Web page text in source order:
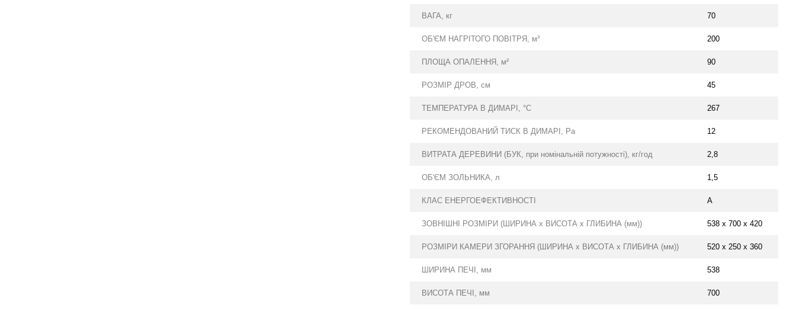
ВАГА, кг 70
ОБ'ЄМ НАГРІТОГО ПОВІТРЯ, м³ 200
ПЛОЩА ОПАЛЕННЯ, м² 90
РОЗМІР ДРОВ, см 45
ТЕМПЕРАТУРА В ДИМАРІ, °С 267
РЕКОМЕНДОВАНИЙ ТИСК В ДИМАРІ, Ра 12
ВИТРАТА ДЕРЕВИНИ (БУК, при номінальній потужності), кг/год 2,8
ОБ'ЄМ ЗОЛЬНИКА, л 1,5
КЛАС ЕНЕРГОЕФЕКТИВНОСТІ А
ЗОВНІШНІ РОЗМІРИ (ШИРИНА х ВИСОТА х ГЛИБИНА (мм)) 538 х 700 х 420
РОЗМІРИ КАМЕРИ ЗГОРАННЯ (ШИРИНА х ВИСОТА х ГЛИБИНА (мм)) 520 х 250 х 360
ШИРИНА ПЕЧІ, мм 538
ВИСОТА ПЕЧІ, мм 700